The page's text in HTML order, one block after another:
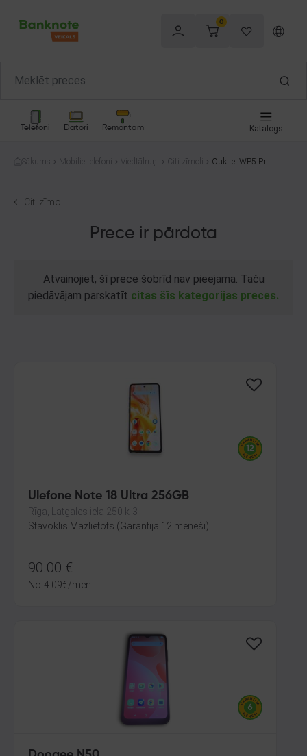
0
Telefoni Datori Remontam Katalogs
Sākums Mobilie telefoni Viedtālruņi Citi zīmoli
Oukitel WP5 Pro
Citi zīmoli
Prece ir pārdota
Atvainojiet, šī prece šobrīd nav pieejama. Taču
piedāvājam parskatīt citas šīs kategorijas preces.
Ulefone Note 18 Ultra 256GB
Rīga, Latgales iela 250 k-3
Stāvoklis Mazlietots (Garantija 12 mēneši)
90.00 €
No 4.09€/mēn.